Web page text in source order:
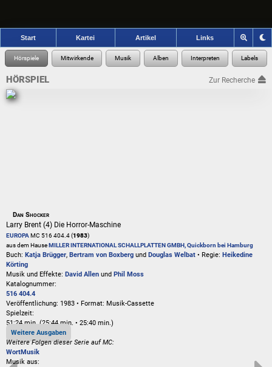
Start Kartei Artikel Links
HÖRSPIEL Zur Recherche
Dan Shocker
Larry Brent (4) Die Horror-Maschine
EUROPAMC 516 404.4 (1983)
aus dem HauseMILLER INTERNATIONAL SCHALLPLATTEN GMBH, Quickborn bei Hamburg
Buch: Katja Brügger, Bertram von Boxberg und Douglas Welbat • Regie: Heikedine
Körting
Musik und Effekte: David Allen und Phil Moss
Katalognummer:
516 404.4
Veröffentlichung: 1983 • Format: Musik-Cassette
Spielzeit:
51:24 min. (25:44 min. • 25:40 min.)
Weitere Ausgaben
Weitere Folgen dieser Serie auf MC:
WortMusik
Musik aus: